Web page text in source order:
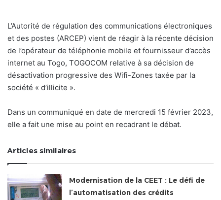
L’Autorité de régulation des communications électroniques
et des postes (ARCEP) vient de réagir à la récente décision
de l’opérateur de téléphonie mobile et fournisseur d’accès
internet au Togo, TOGOCOM relative à sa décision de
désactivation progressive des Wifi-Zones taxée par la
société « d’illicite ».
Dans un communiqué en date de mercredi 15 février 2023,
elle a fait une mise au point en recadrant le débat.
Articles similaires
Modernisation de la CEET : Le défi de
l’automatisation des crédits